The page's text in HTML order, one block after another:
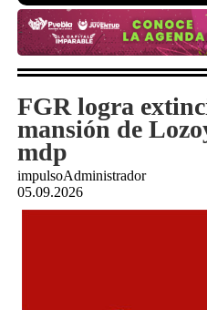
FGR logra
mansión de
mdp
impulsoAdministrador
05.09.2026